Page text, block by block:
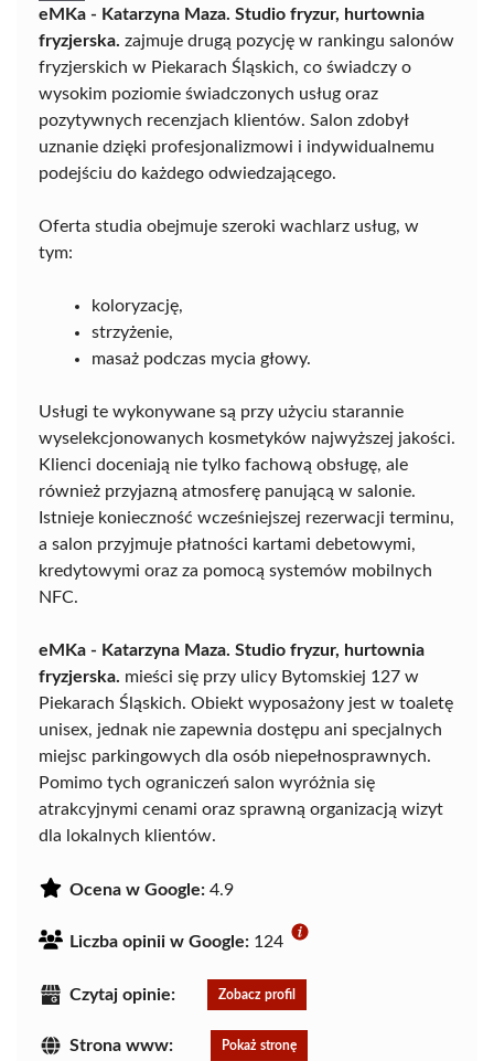
eMKa - Katarzyna Maza. Studio fryzur, hurtownia
fryzjerska. zajmuje drugą pozycję w rankingu salonów
fryzjerskich w Piekarach Śląskich, co świadczy o
wysokim poziomie świadczonych usług oraz
pozytywnych recenzjach klientów. Salon zdobył
uznanie dzięki profesjonalizmowi i indywidualnemu
podejściu do każdego odwiedzającego.
Oferta studia obejmuje szeroki wachlarz usług, w
tym:
koloryzację,
strzyżenie,
masaż podczas mycia głowy.
Usługi te wykonywane są przy użyciu starannie
wyselekcjonowanych kosmetyków najwyższej jakości.
Klienci doceniają nie tylko fachową obsługę, ale
również przyjazną atmosferę panującą w salonie.
Istnieje konieczność wcześniejszej rezerwacji terminu,
a salon przyjmuje płatności kartami debetowymi,
kredytowymi oraz za pomocą systemów mobilnych
NFC.
eMKa - Katarzyna Maza. Studio fryzur, hurtownia
fryzjerska. mieści się przy ulicy Bytomskiej 127 w
Piekarach Śląskich. Obiekt wyposażony jest w toaletę
unisex, jednak nie zapewnia dostępu ani specjalnych
miejsc parkingowych dla osób niepełnosprawnych.
Pomimo tych ograniczeń salon wyróżnia się
atrakcyjnymi cenami oraz sprawną organizacją wizyt
dla lokalnych klientów.
Ocena w Google: 4.9
Liczba opinii w Google: 124
Czytaj opinie: Zobacz profil
Strona www: Pokaż stronę